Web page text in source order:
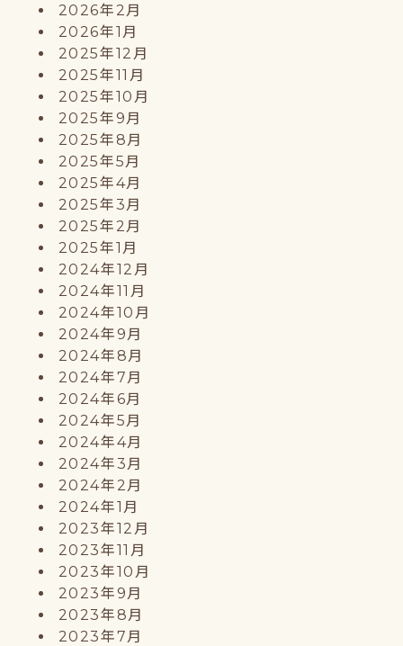
2026年2月
2026年1月
2025年12月
2025年11月
2025年10月
2025年9月
2025年8月
2025年5月
2025年4月
2025年3月
2025年2月
2025年1月
2024年12月
2024年11月
2024年10月
2024年9月
2024年8月
2024年7月
2024年6月
2024年5月
2024年4月
2024年3月
2024年2月
2024年1月
2023年12月
2023年11月
2023年10月
2023年9月
2023年8月
2023年7月